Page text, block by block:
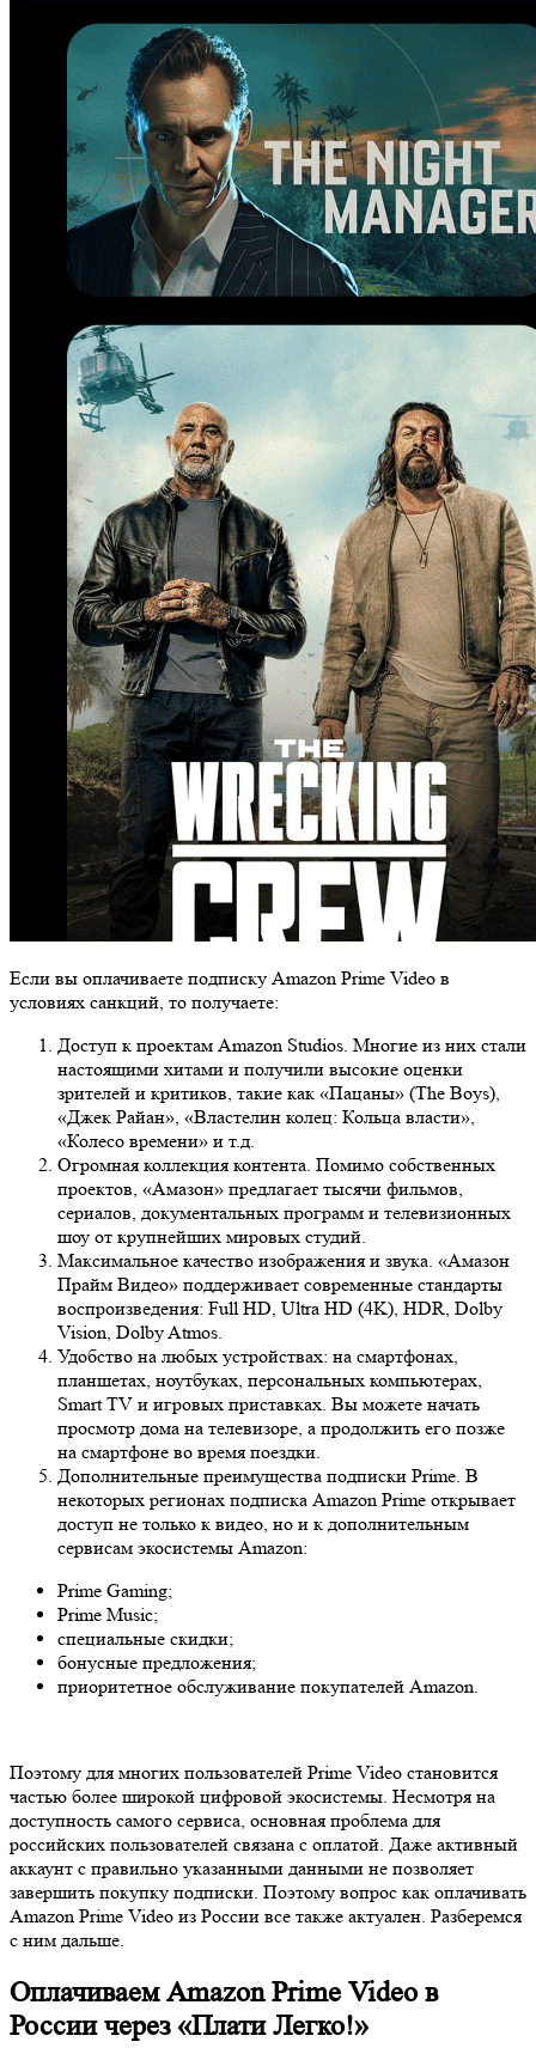
Если вы оплачиваете подписку Amazon Prime Video в
условиях санкций, то получаете:
Доступ к проектам Amazon Studios. Многие из них стали
настоящими хитами и получили высокие оценки
зрителей и критиков, такие как «Пацаны» (The Boys),
«Джек Райан», «Властелин колец: Кольца власти»,
«Колесо времени» и т.д.
Огромная коллекция контента. Помимо собственных
проектов, «Амазон» предлагает тысячи фильмов,
сериалов, документальных программ и телевизионных
шоу от крупнейших мировых студий.
Максимальное качество изображения и звука. «Амазон
Прайм Видео» поддерживает современные стандарты
воспроизведения: Full HD, Ultra HD (4K), HDR, Dolby
Vision, Dolby Atmos.
Удобство на любых устройствах: на смартфонах,
планшетах, ноутбуках, персональных компьютерах,
Smart TV и игровых приставках. Вы можете начать
просмотр дома на телевизоре, а продолжить его позже
на смартфоне во время поездки.
Дополнительные преимущества подписки Prime. В
некоторых регионах подписка Amazon Prime открывает
доступ не только к видео, но и к дополнительным
сервисам экосистемы Amazon:
Prime Gaming;
Prime Music;
специальные скидки;
бонусные предложения;
приоритетное обслуживание покупателей Amazon.
Поэтому для многих пользователей Prime Video становится
частью более широкой цифровой экосистемы. Несмотря на
доступность самого сервиса, основная проблема для
российских пользователей связана с оплатой. Даже активный
аккаунт с правильно указанными данными не позволяет
завершить покупку подписки. Поэтому вопрос как оплачивать
Amazon Prime Video из России все также актуален. Разберемся
с ним дальше.
Оплачиваем Amazon Prime Video в
России через «Плати Легко!»